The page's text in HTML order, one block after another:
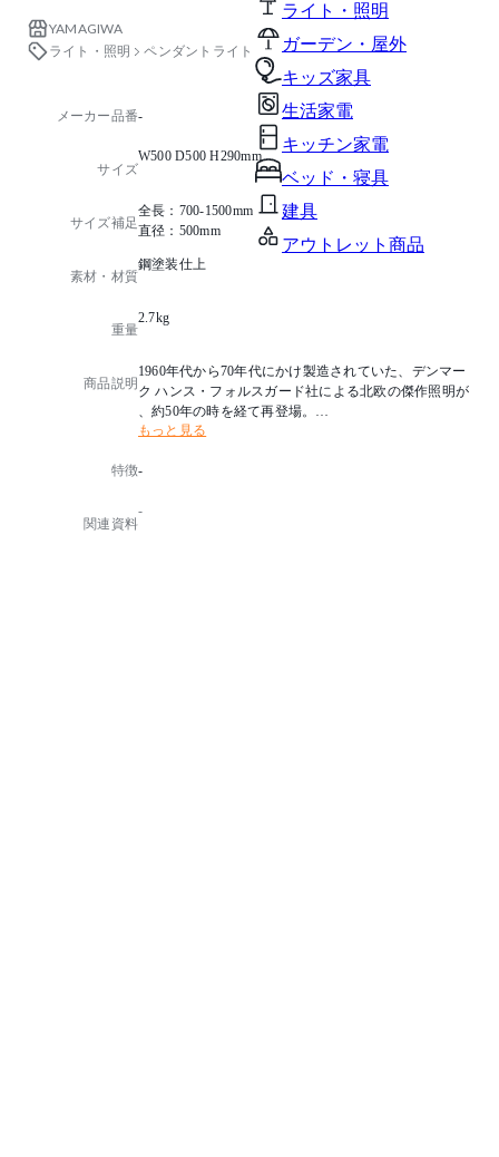
ライト・照明
ガーデン・屋外
キッズ家具
生活家電
キッチン家電
ベッド・寝具
建具
アウトレット商品
YAMAGIWA
ライト・照明
ペンダントライト
メーカー品番-
サイズ
W500 D500 H290mm
サイズ補足
全長：700-1500mm
直径：500mm
素材・材質
鋼塗装仕上
重量
2.7kg
商品説明
1960年代から70年代にかけ製造されていた、デンマー
ク ハンス・フォルスガード社による北欧の傑作照明が
、約50年の時を経て再登場。
重なり合うスチールのシェードが織り成す光と影が、
もっと見る
特徴-
関連資料
-